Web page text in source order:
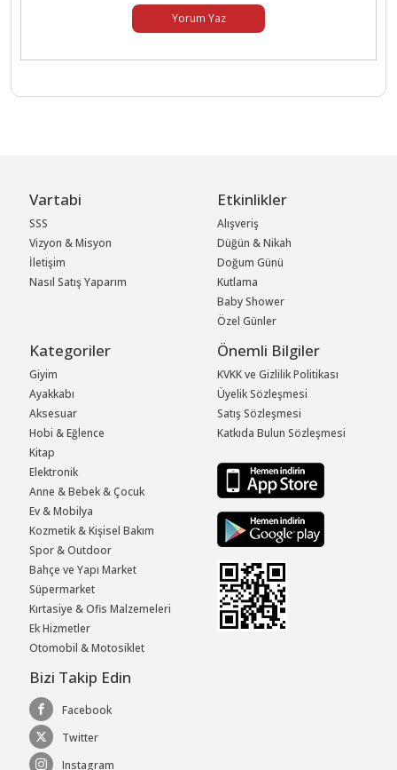
Yorum Yaz
Vartabi
SSS
Vizyon & Misyon
İletişim
Nasıl Satış Yaparım
Etkinlikler
Alışveriş
Düğün & Nikah
Doğum Günü
Kutlama
Baby Shower
Özel Günler
Kategoriler
Giyim
Ayakkabı
Aksesuar
Hobi & Eğlence
Kitap
Elektronik
Anne & Bebek & Çocuk
Ev & Mobilya
Kozmetik & Kişisel Bakım
Spor & Outdoor
Bahçe ve Yapı Market
Süpermarket
Kırtasiye & Ofis Malzemeleri
Ek Hizmetler
Otomobil & Motosiklet
Önemli Bilgiler
KVKK ve Gizlilik Politikası
Üyelik Sözleşmesi
Satış Sözleşmesi
Katkıda Bulun Sözleşmesi
Bizi Takip Edin
Facebook
Twitter
Instagram